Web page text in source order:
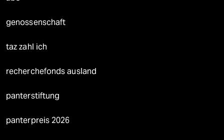
genossenschaft
taz zahl ich
recherchefonds ausland
panterstiftung
panterpreis 2026